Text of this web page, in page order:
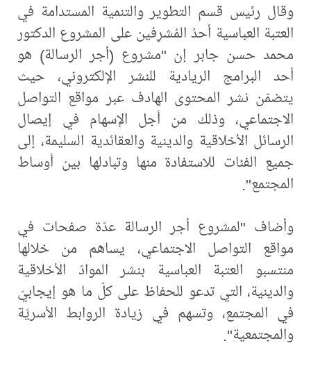
وقال رئيس قسم التطوير والتنمية المستدامة في
العتبة العباسية أحدُ المُشرِفين على المشروع الدكتور
محمد حسن جابر إن "مشروع (أجر الرسالة) هو
أحد البرامج الريادية للنشر الإلكتروني، حيث
يتضمّن نشر المحتوى الهادف عبر مواقع التواصل
الاجتماعي، وذلك من أجل الإسهام في إيصال
الرسائل الأخلاقية والدينية والعقائدية السليمة، إلى
جميع الفئات للاستفادة منها وتبادلها بين أوساط
المجتمع".
وأضاف "لمشروع أجر الرسالة عدّة صفحات في
مواقع التواصل الاجتماعي، يساهم من خلالها
منتسبو العتبة العباسية بنشر الموادّ الأخلاقية
والدينية، التي تدعو للحفاظ على كلّ ما هو إيجابيّ
في المجتمع، وتسهم في زيادة الروابط الأسريّة
والمجتمعية".